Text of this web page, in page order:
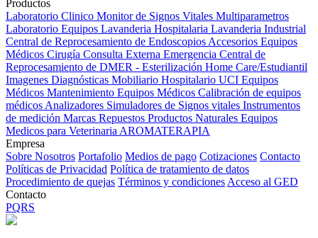
Productos
Laboratorio Clinico Monitor de Signos Vitales Multiparametros
Laboratorio Equipos Lavanderia Hospitalaria Lavanderia Industrial
Central de Reprocesamiento de Endoscopios Accesorios Equipos
Médicos Cirugía Consulta Externa Emergencia Central de
Reprocesamiento de DMER - Esterilización Home Care/Estudiantil
Imagenes Diagnósticas Mobiliario Hospitalario UCI Equipos
Médicos Mantenimiento Equipos Médicos Calibración de equipos
médicos Analizadores Simuladores de Signos vitales Instrumentos
de medición Marcas Repuestos Productos Naturales Equipos
Medicos para Veterinaria AROMATERAPIA
Empresa
Sobre Nosotros Portafolio Medios de pago Cotizaciones Contacto
Políticas de Privacidad Política de tratamiento de datos
Procedimiento de quejas Términos y condiciones Acceso al GED
Contacto
PQRS